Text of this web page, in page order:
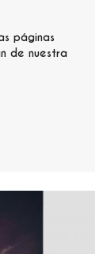
páginas
de nuestra